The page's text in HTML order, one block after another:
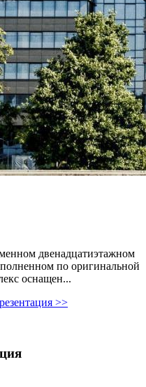
двенадцатиэтажном
по оригинальной
оснащен...
>>